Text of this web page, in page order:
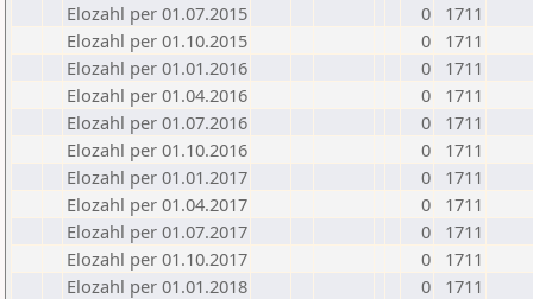
Elozahl per 01.07.2015
0
1711
Elozahl per 01.10.2015
0
1711
Elozahl per 01.01.2016
0
1711
Elozahl per 01.04.2016
0
1711
Elozahl per 01.07.2016
0
1711
Elozahl per 01.10.2016
0
1711
Elozahl per 01.01.2017
0
1711
Elozahl per 01.04.2017
0
1711
Elozahl per 01.07.2017
0
1711
Elozahl per 01.10.2017
0
1711
Elozahl per 01.01.2018
0
1711